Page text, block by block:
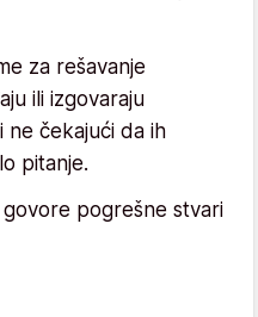
za rešavanje
ili izgovaraju
ne čekajući da ih
pitanje.
pogrešne stvari